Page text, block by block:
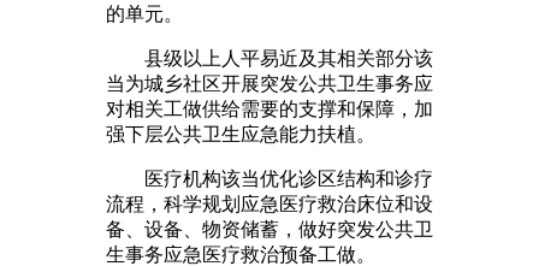
的单元。
县级以上人平易近及其相关部分该
当为城乡社区开展突发公共卫生事务应
对相关工做供给需要的支撑和保障，加
强下层公共卫生应急能力扶植。
医疗机构该当优化诊区结构和诊疗
流程，科学规划应急医疗救治床位和设
备、设备、物资储蓄，做好突发公共卫
生事务应急医疗救治预备工做。